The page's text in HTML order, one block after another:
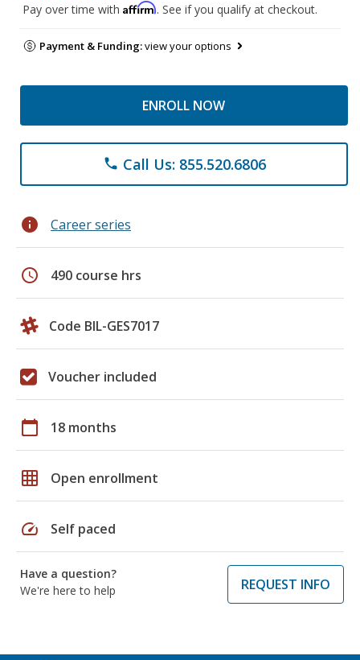
Pay over time with Affirm. See if you qualify at checkout.
Payment & Funding:view your options
ENROLL NOW
phone Call Us: 855.520.6806
info Career series
schedule 490 course hrs
Code BIL-GES7017
Voucher included
calendar_today 18 months
grid_on Open enrollment
speed Self paced
Have a question?
We're here to help
REQUEST INFO